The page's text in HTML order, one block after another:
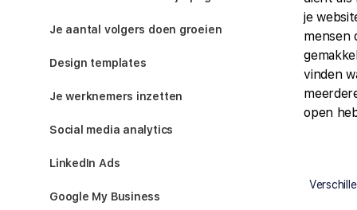
Je aantal volgers doen groeien
Design templates
Je werknemers inzetten
Social media analytics
LinkedIn Ads
Google My Business
je
mensen
vinden
open